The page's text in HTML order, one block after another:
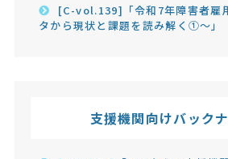
[C-vol.139]「令和7年障害者雇
タから現状と課題を読み解く①～」
支援機関向けバック